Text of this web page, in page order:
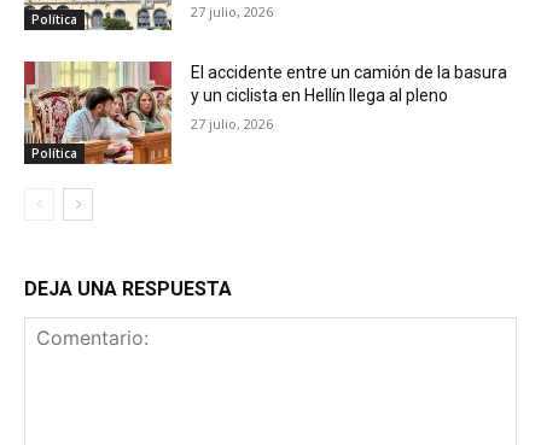
Política 27 julio, 2026
Política
El accidente entre un camión de la basura
y un ciclista en Hellín llega al pleno
27 julio, 2026
DEJA UNA RESPUESTA